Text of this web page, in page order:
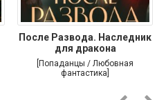
После Развода. Наследник
для дракона
[Попаданцы / Любовная
фантастика]